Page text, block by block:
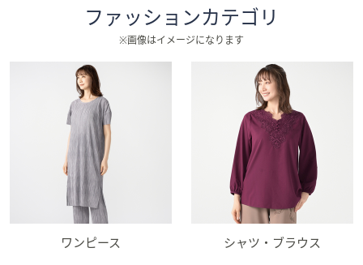
ファッションカテゴリ
※画像はイメージになります
ワンピース シャツ・ブラウス